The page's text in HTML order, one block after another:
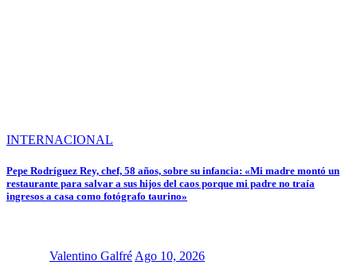
INTERNACIONAL
Pepe Rodríguez Rey, chef, 58 años, sobre su infancia: «Mi madre montó un
restaurante para salvar a sus hijos del caos porque mi padre no traía
ingresos a casa como fotógrafo taurino»
Valentino Galfré Ago 10, 2026